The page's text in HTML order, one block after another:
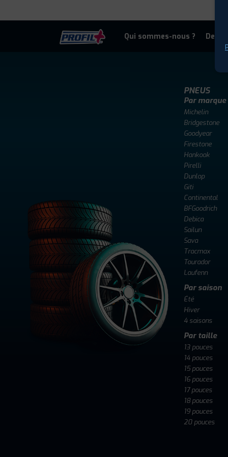
Qui sommes-nous ?
PNEUS
Par marque
Michelin
Bridgestone
Goodyear
Firestone
Hankook
Pirelli
Dunlop
Giti
Continental
BFGoodrich
Debica
Sailun
Sava
Tracmax
Tourador
Laufenn
Par saison
Été
Hiver
4 saisons
Par taille
13 pouces
14 pouces
15 pouces
16 pouces
17 pouces
18 pouces
19 pouces
20 pouces